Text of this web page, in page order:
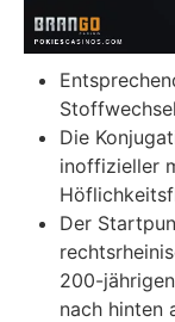
Die
inoffizieller
Der
200-
nach hinten